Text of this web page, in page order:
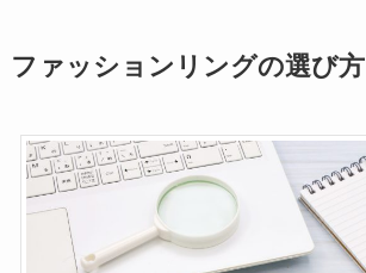
ファッションリングの選び方